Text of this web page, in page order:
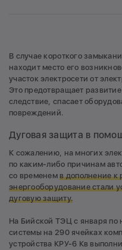
В случае короткого
находит место его
участок электросети от
Это предотвращает
следствие, спасает
повреждений.
Дуговая защита в
К сожалению, на многих
по каким-либо причинам
со временемв дополнение к
энергооборудование стали
дуговую защиту.
На Бийской ТЭЦ с января по
системы на 290 ячейках
устройства КРУ-6 Кв